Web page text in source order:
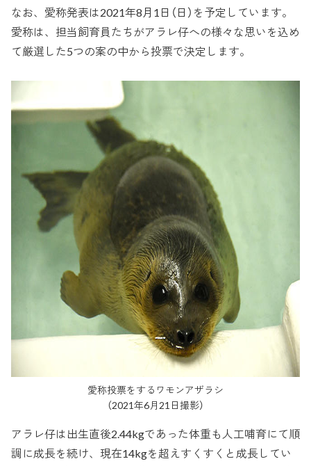
なお、愛称発表は2021年8月1日（日）を予定しています。
愛称は、担当飼育員たちがアラレ仔への様々な思いを込め
て厳選した5つの案の中から投票で決定します。
愛称投票をするワモンアザラシ
（2021年6月21日撮影）
アラレ仔は出生直後2.44kgであった体重も人工哺育にて順
調に成長を続け、現在14kgを超えすくすくと成長してい